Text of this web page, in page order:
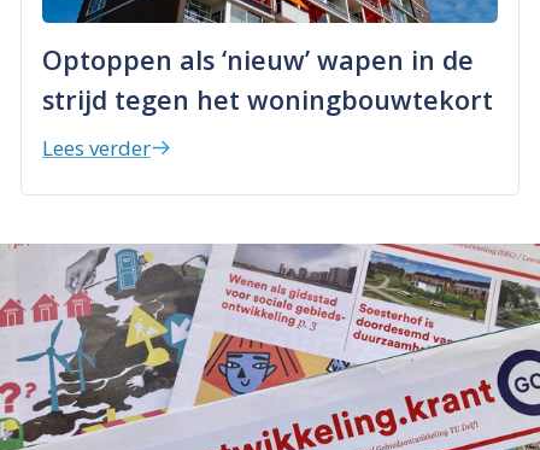
Optoppen als ‘nieuw’ wapen in de
strijd tegen het woningbouwtekort
Lees verder